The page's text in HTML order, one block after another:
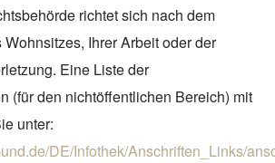
richtet sich nach dem
Ihrer Arbeit oder der
Eine Liste der
(für den nichtöffentlichen Bereich) mit
unter:
DE/Infothek/Anschriften_Links/